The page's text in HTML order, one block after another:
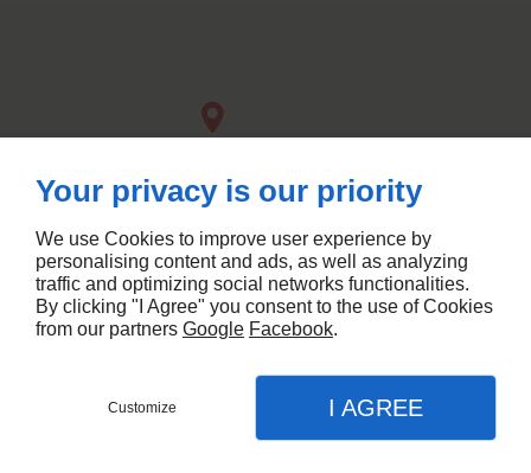
CONTACTEZ-NOUS
Your privacy is our priority
We use Cookies to improve user experience by
personalising content and ads, as well as analyzing
traffic and optimizing social networks functionalities.
By clicking "I Agree" you consent to the use of Cookies
from our partners Google Facebook.
Customize I AGREE